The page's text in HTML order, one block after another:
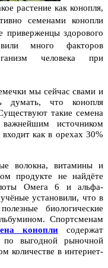
растение как конопля,
семенами конопли
приверженцы здорового
много факторов
человека при
мы сейчас свами и
думать, что конопля
такие семена
источником
как в орехах 30%
волокна, витамины и
продукте не найдёте
Омега 6 и альфа-
установили, что в
биологические
Спортсменам
конопли содержат
по выгодной рыночной
количестве в интернет-